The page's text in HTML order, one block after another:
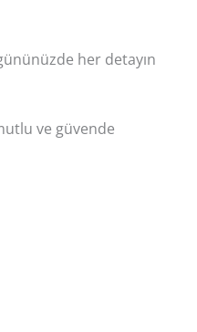
her detayın
ve güvende